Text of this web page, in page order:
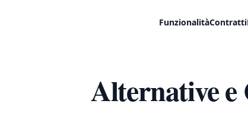
FunzionalitàContratti
Alternative